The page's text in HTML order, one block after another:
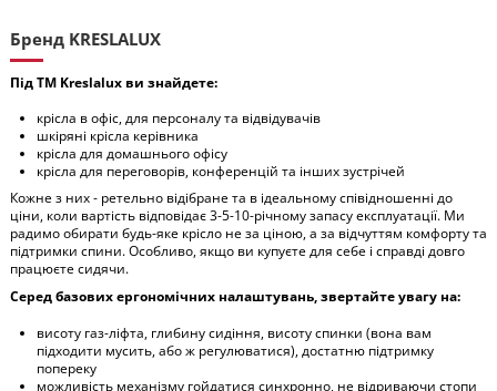
Бренд KRESLALUX
Під ТМ Kreslalux ви знайдете:
крісла в офіс, для персоналу та відвідувачів
шкіряні крісла керівника
крісла для домашнього офісу
крісла для переговорів, конференцій та інших зустрічей
Кожне з них - ретельно відібране та в ідеальному співідношенні до
ціни, коли вартість відповідає 3-5-10-річному запасу експлуатації. Ми
радимо обирати будь-яке крісло не за ціною, а за відчуттям комфорту та
підтримки спини. Особливо, якщо ви купуєте для себе і справді довго
працюєте сидячи.
Серед базових ергономічних налаштувань, звертайте увагу на:
висоту газ-ліфта, глибину сидіння, висоту спинки (вона вам
підходити мусить, або ж регулюватися), достатню підтримку
попереку
можливість механізму гойдатися синхронно, не відриваючи стопи